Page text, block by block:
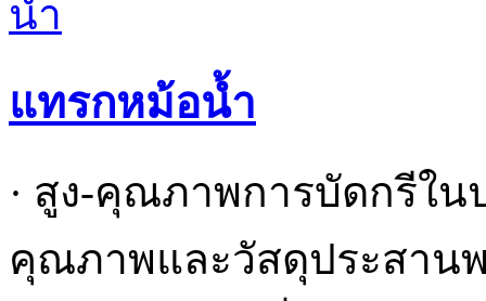
แทรกหม้อน้ำ
· สูง-คุณภาพการบัดกรีใน
คุณภาพและวัสดุประสาน